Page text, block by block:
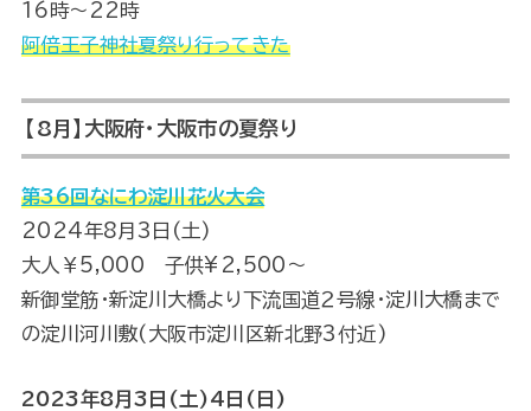
16時～22時
阿倍王子神社夏祭り行ってきた
【8月】大阪府・大阪市の夏祭り
第36回なにわ淀川花火大会
2024年8月3日(土)
大人￥5,000 子供¥2,500～
新御堂筋・新淀川大橋より下流国道２号線・淀川大橋まで
の淀川河川敷(大阪市淀川区新北野3付近)
2023年8月3日(土)4日(日)